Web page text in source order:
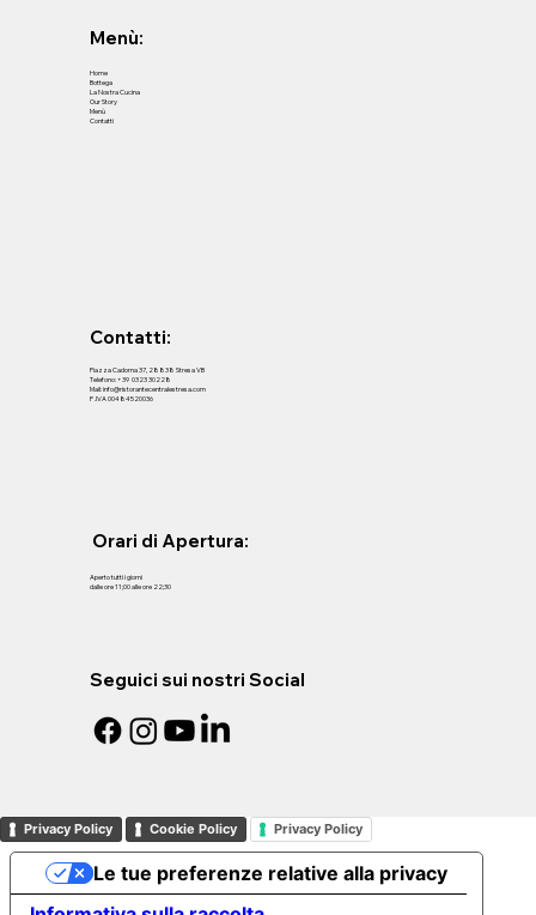
Menù:
Home
Bottega
La Nostra Cucina
Our Story
Menù
Contatti
Piazza Cadorna 37, 28838 Stresa VB
Telefono: +39 0323 30228
Mail: info@ristorantecentralestresa.com
P .IVA 00484520036
Contatti:
Aperto tutti i giorni
dalle ore 11;00 alle ore 22;30
Orari di Apertura:
Seguici sui nostri Social
Privacy Policy Cookie Policy Privacy Policy
Le tue preferenze relative alla privacy